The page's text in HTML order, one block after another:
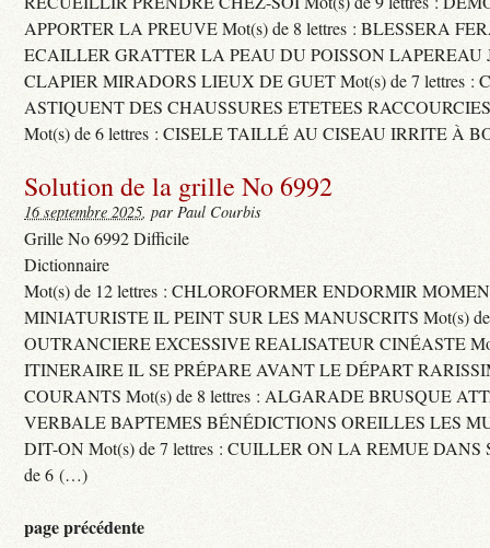
APPORTER LA PREUVE Mot(s) de 8 lettres : BLESSERA
ECAILLER GRATTER LA PEAU DU POISSON LAPEREAU
CLAPIER MIRADORS LIEUX DE GUET Mot(s) de 7 lettres :
ASTIQUENT DES CHAUSSURES ETETEES
Mot(s) de 6 lettres : CISELE TAILLÉ AU CISEAU IRRITE À
Solution de la grille No 6992
16 septembre 2025, par Paul Courbis
Grille No 6992 Difficile
Dictionnaire
Mot(s) de 12 lettres : CHLOROFORMER ENDORMIR
MINIATURISTE IL PEINT SUR LES MANUSCRITS Mot(s) de
OUTRANCIERE EXCESSIVE REALISATEUR CINÉASTE
ITINERAIRE IL SE PRÉPARE AVANT LE DÉPART
COURANTS Mot(s) de 8 lettres : ALGARADE BRUSQUE
VERBALE BAPTEMES BÉNÉDICTIONS OREILLES LES
DIT-ON Mot(s) de 7 lettres : CUILLER ON LA REMUE DANS
de 6 (…)
page précédente